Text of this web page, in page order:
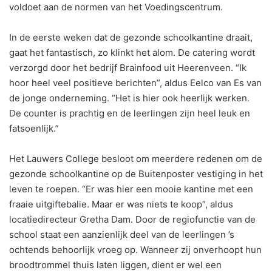
voldoet aan de normen van het Voedingscentrum.
In de eerste weken dat de gezonde schoolkantine draait,
gaat het fantastisch, zo klinkt het alom. De catering wordt
verzorgd door het bedrijf Brainfood uit Heerenveen. “Ik
hoor heel veel positieve berichten”, aldus Eelco van Es van
de jonge onderneming. “Het is hier ook heerlijk werken.
De counter is prachtig en de leerlingen zijn heel leuk en
fatsoenlijk.”
Het Lauwers College besloot om meerdere redenen om de
gezonde schoolkantine op de Buitenposter vestiging in het
leven te roepen. “Er was hier een mooie kantine met een
fraaie uitgiftebalie. Maar er was niets te koop”, aldus
locatiedirecteur Gretha Dam. Door de regiofunctie van de
school staat een aanzienlijk deel van de leerlingen ’s
ochtends behoorlijk vroeg op. Wanneer zij onverhoopt hun
broodtrommel thuis laten liggen, dient er wel een